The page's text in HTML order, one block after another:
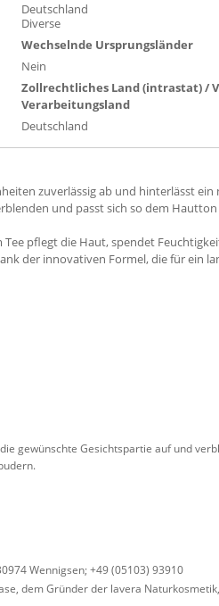
Deutschland
Diverse
Wechselnde Ursprungsländer
Nein
Zollrechtliches Land (intrastat) /
Verarbeitungsland
Deutschland
zuverlässig ab und hinterlässt ein
und passt sich so dem
pflegt die Haut, spendet
der innovativen Formel, die für ein
gewünschte Gesichtspartie auf und
Wennigsen; +49 (05103) 93910
dem Gründer der lavera Naturkosmetik,